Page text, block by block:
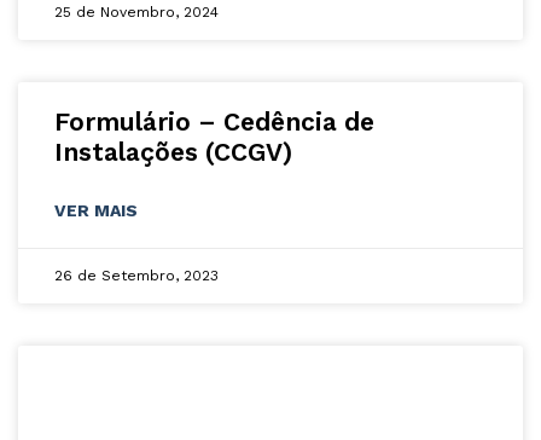
25 de Novembro, 2024
Formulário – Cedência de
Instalações (CCGV)
VER MAIS
26 de Setembro, 2023